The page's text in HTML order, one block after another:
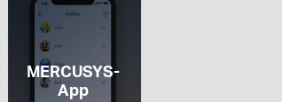
MERCUSYS-
App